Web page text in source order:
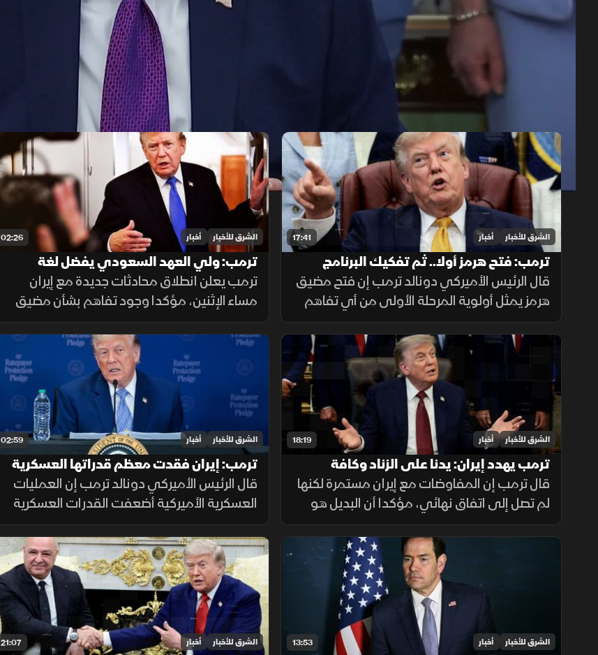
1x auto
حلقات الموسم 2026
17:41 الشرق للأخبار أخبار
ترمب: فتح هرمز أولا.. ثم تفكيك البرنامج
النووي الإيراني
قال الرئيس الأميركي دونالد ترمب إن فتح مضيق
هرمز يمثل أولوية المرحلة الأولى من أي تفاهم
مع إيران، يليه الملف النووي، مؤكداً أن واشنطن
لن تسمح لطهران بامتلاك سلاح نووي.
02:26 الشرق للأخبار أخبار
ترمب: ولي العهد السعودي يفضل لغة
الحوار.. وهناك اتفاق بشأن هرمز
ترمب يعلن انطلاق محادثات جديدة مع إيران
مساء الإثنين، مؤكدا وجود تفاهم بشأن مضيق
هرمز وتوقع التوصل إلى اتفاق حول نزع البرنامج
النووي مشيرا إلى أن ولي العهد السعودي
يفضل الحلول الدبلوماسية لخفض التصعيد
18:19 الشرق للأخبار أخبار
ترمب يهدد إيران: يدنا على الزناد وكافة
الذخائر جاهزة
قال ترمب إن المفاوضات مع إيران مستمرة لكنها
لم تصل إلى اتفاق نهائي، مؤكدا أن البديل هو
استمرار القصف، وأن طهران أصبحت أكثر جدية،
مع التشديد على جاهزية القوات الأميركية
واستمرار الضغط العسكري
02:59 الشرق للأخبار أخبار
ترمب: إيران فقدت معظم قدراتها العسكرية
خلال المواجهة
قال الرئيس الأميركي دونالد ترمب إن العمليات
العسكرية الأميركية أضعفت القدرات العسكرية
الإيرانية، منتقدا تقارير إعلامية تحدثت عن تعاظم
قوة طهران، ومؤكدا أن الواقع الميداني يثبت
العكس.
13:53 الشرق للأخبار أخبار 21:07 الشرق للأخبار أخبار